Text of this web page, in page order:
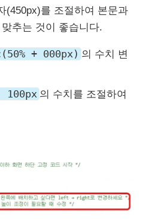
(450px)를 조절하여 본문과
추는 것이 좋습니다.
+ 000px) 의 수치 변
100px 의 수치를 조절하여